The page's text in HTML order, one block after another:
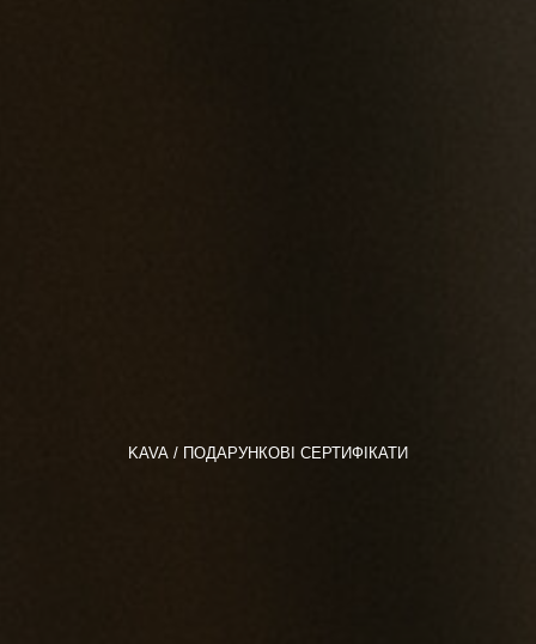
KAVA ПОДАРУНКОВІ СЕРТИФІКАТИ